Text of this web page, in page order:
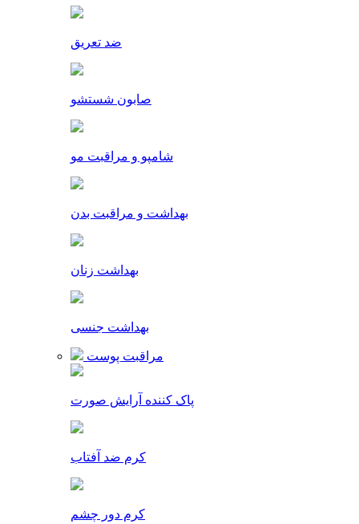
ضد تعریق
صابون شستشو
شامپو و مراقبت مو
بهداشت و مراقبت بدن
بهداشت زنان
بهداشت جنسی
مراقبت پوست
پاک کننده آرایش صورت
کرم ضد آفتاب
کرم دور چشم